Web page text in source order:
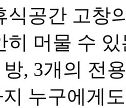
식공간 고창
히 머물 수
, 3개의 전
누구에게